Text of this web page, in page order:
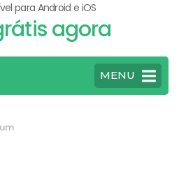
para Android e iOS
agora
MENU